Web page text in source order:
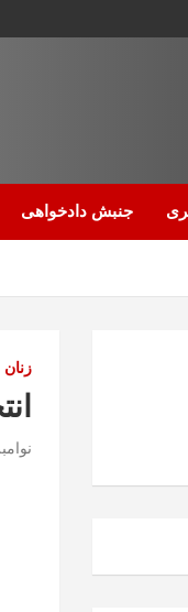
جنبش دادخواهی
زنان
نوامبر 26,